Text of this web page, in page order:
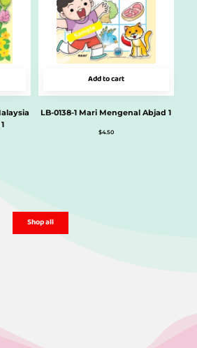
Add to cart
LB-0138-1 Mari Mengenal Abjad 1
$4.50
Shop all